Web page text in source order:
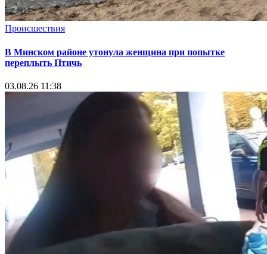
Происшествия
В Минском районе утонула женщина при попытке
переплыть Птичь
03.08.26 11:38